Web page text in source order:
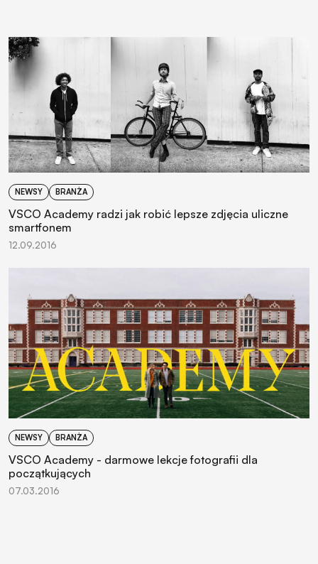
NEWSY BRANŻA
VSCO Academy radzi jak robić lepsze zdjęcia uliczne
smartfonem
12.09.2016
NEWSY BRANŻA
VSCO Academy - darmowe lekcje fotografii dla
początkujących
07.03.2016